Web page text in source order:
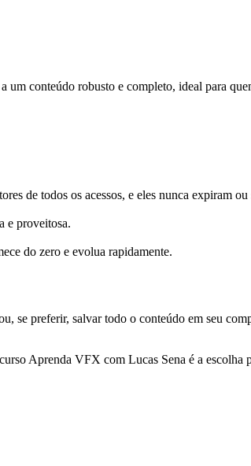
um conteúdo robusto e completo, ideal para
de todos os acessos, e eles nunca expiram ou
e proveitosa.
do zero e evolua rapidamente.
se preferir, salvar todo o conteúdo em seu
Aprenda VFX com Lucas Sena é a escolha